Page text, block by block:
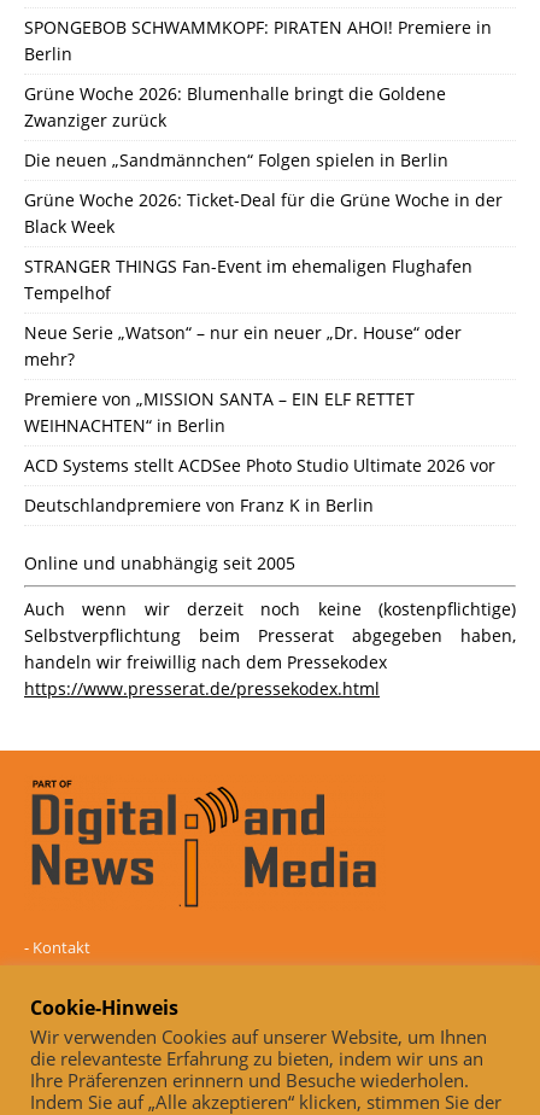
SPONGEBOB SCHWAMMKOPF: PIRATEN AHOI! Premiere in
Berlin
Grüne Woche 2026: Blumenhalle bringt die Goldene
Zwanziger zurück
Die neuen „Sandmännchen“ Folgen spielen in Berlin
Grüne Woche 2026: Ticket-Deal für die Grüne Woche in der
Black Week
STRANGER THINGS Fan-Event im ehemaligen Flughafen
Tempelhof
Neue Serie „Watson“ – nur ein neuer „Dr. House“ oder
mehr?
Premiere von „MISSION SANTA – EIN ELF RETTET
WEIHNACHTEN“ in Berlin
ACD Systems stellt ACDSee Photo Studio Ultimate 2026 vor
Deutschlandpremiere von Franz K in Berlin
Online und unabhängig seit 2005
Auch wenn wir derzeit noch keine (kostenpflichtige)
Selbstverpflichtung beim Presserat abgegeben haben,
handeln wir freiwillig nach dem Pressekodex
https://www.presserat.de/pressekodex.html
- Kontakt
Datenschutz
-Impressum
Online und unabhängig seit 2005
Auch, wenn wir derzeit noch keine (kostenpflichtige)
Cookie-Hinweis
Wir verwenden Cookies auf unserer Website, um Ihnen
die relevanteste Erfahrung zu bieten, indem wir uns an
Ihre Präferenzen erinnern und Besuche wiederholen.
Indem Sie auf „Alle akzeptieren“ klicken, stimmen Sie der